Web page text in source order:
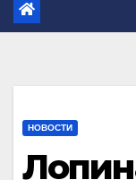
НОВОСТИ